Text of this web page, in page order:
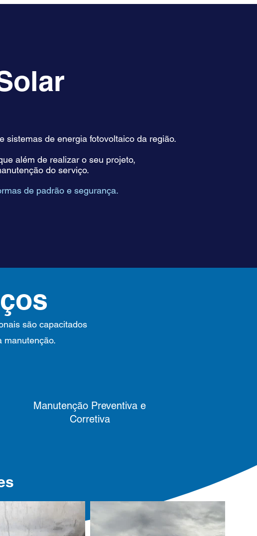
sistemas de energia fotovoltaico da região.
além de realizar o seu projeto,
do serviço.
de padrão e segurança.
são capacitados
manutenção.
Manutenção Preventiva e
Corretiva